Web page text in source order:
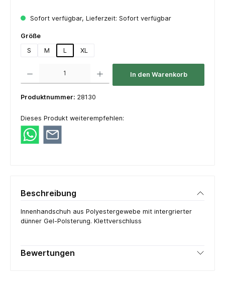
Sofort verfügbar, Lieferzeit: Sofort verfügbar
Größeauswählen
S
M L XL
In den Warenkorb
Produktnummer: 28130
Dieses Produkt weiterempfehlen:
Beschreibung
Innenhandschuh aus Polyestergewebe mit intergrierter
dünner Gel-Polsterung. Klettverschluss
Bewertungen